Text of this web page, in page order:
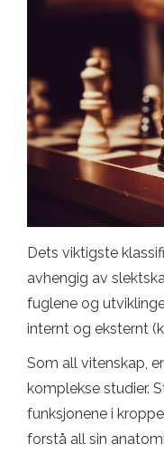
Dets viktigste
avhengig av
fuglene og
internt og eksternt
Som all vitenskap,
komplekse studier.
funksjonene i
forstå all sin